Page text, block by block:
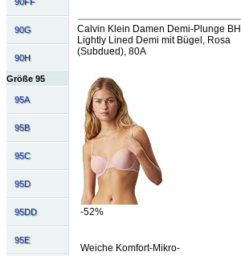
90G
90H
Größe 95
95A
95B
95C
95D
95DD
95E
Calvin Klein Damen Demi-Plunge BH
Lightly Lined Demi mit Bügel, Rosa
(Subdued), 80A
-52%
Weiche Komfort-Mikro-